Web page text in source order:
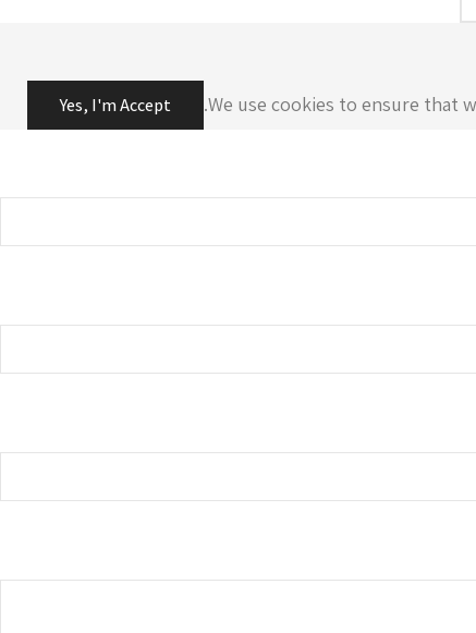
We use cookies to ensure that
Yes, I'm Accept